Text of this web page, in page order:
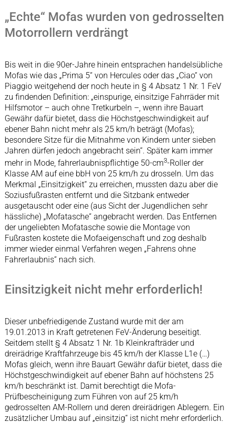
„Echte“ Mofas wurden von gedrosselten
Motorrollern verdrängt
Bis weit in die 90er-Jahre hinein entsprachen handelsübliche
Mofas wie das „Prima 5“ von Hercules oder das „Ciao“ von
Piaggio weitgehend der noch heute in § 4 Absatz 1 Nr. 1 FeV
zu findenden Definition: „einspurige, einsitzige Fahrräder mit
Hilfsmotor – auch ohne Tretkurbeln –, wenn ihre Bauart
Gewähr dafür bietet, dass die Höchstgeschwindigkeit auf
ebener Bahn nicht mehr als 25 km/h beträgt (Mofas);
besondere Sitze für die Mitnahme von Kindern unter sieben
Jahren dürfen jedoch angebracht sein“. Später kam immer
mehr in Mode, fahrerlaubnispflichtige 50-cm3-Roller der
Klasse AM auf eine bbH von 25 km/h zu drosseln. Um das
Merkmal „Einsitzigkeit“ zu erreichen, mussten dazu aber die
Soziusfußrasten entfernt und die Sitzbank entweder
ausgetauscht oder eine (aus Sicht der Jugendlichen sehr
hässliche) „Mofatasche“ angebracht werden. Das Entfernen
der ungeliebten Mofatasche sowie die Montage von
Fußrasten kostete die Mofaeigenschaft und zog deshalb
immer wieder einmal Verfahren wegen „Fahrens ohne
Fahrerlaubnis“ nach sich.
Einsitzigkeit nicht mehr erforderlich!
Dieser unbefriedigende Zustand wurde mit der am
19.01.2013 in Kraft getretenen FeV-Änderung beseitigt.
Seitdem stellt § 4 Absatz 1 Nr. 1b Kleinkrafträder und
dreirädrige Kraftfahrzeuge bis 45 km/h der Klasse L1e (…)
Mofas gleich, wenn ihre Bauart Gewähr dafür bietet, dass die
Höchstgeschwindigkeit auf ebener Bahn auf höchstens 25
km/h beschränkt ist. Damit berechtigt die Mofa-
Prüfbescheinigung zum Führen von auf 25 km/h
gedrosselten AM-Rollern und deren dreirädrigen Ablegern. Ein
zusätzlicher Umbau auf „einsitzig“ ist nicht mehr erforderlich.